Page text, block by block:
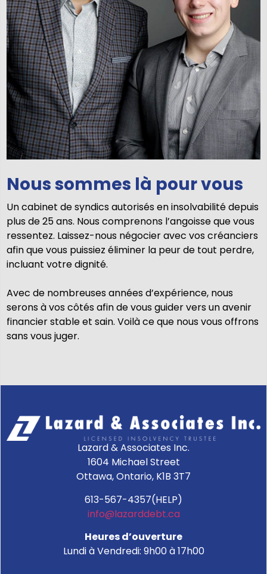
Nous sommes là pour vous
Un cabinet de syndics autorisés en insolvabilité depuis
plus de 25 ans. Nous comprenons l’angoisse que vous
ressentez. Laissez-nous négocier avec vos créanciers
afin que vous puissiez éliminer la peur de tout perdre,
incluant votre dignité.
Avec de nombreuses années d’expérience, nous
serons à vos côtés afin de vous guider vers un avenir
financier stable et sain. Voilà ce que nous vous offrons
sans vous juger.
Lazard & Associates Inc.
1604 Michael Street
Ottawa, Ontario, K1B 3T7
613-567-4357(HELP)
info@lazarddebt.ca
Heures d’ouverture
Lundi à Vendredi: 9h00 à 17h00